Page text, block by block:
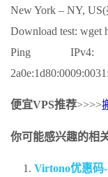
New York – NY,
Download test: wget
Ping
便宜VPS推荐>>>>
你可能感兴趣的相
Virtono优惠码